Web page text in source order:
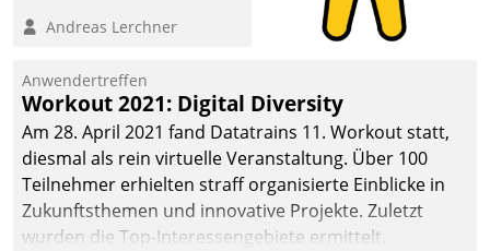
Teilnehmer kurzweilige
Cloud-Strategien und -
Lösungen mit hohem
Zukunftspotenzial.
Andreas Lerchner
Anwendertreffen
Workout 2021: Digital Diversity
Am 28. April 2021 fand Datatrains 11. Workout statt,
diesmal als rein virtuelle Veranstaltung. Über 100
Teilnehmer erhielten straff organisierte Einblicke in
Zukunftsthemen und innovative Projekte. Zuletzt
wurden die Top-Interessengebiete ermittelt.